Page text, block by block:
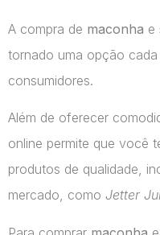
A compra de maconha e
tornado uma opção
consumidores.
Além de oferecer
online permite que você
produtos de qualidade,
mercado, como Jetter